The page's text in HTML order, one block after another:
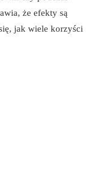
że efekty są
jak wiele korzyści